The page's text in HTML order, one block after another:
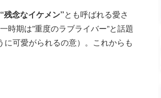
“残念なイケメン”とも呼ばれる愛さ
時期は”重度のラブライバー”と話題
可愛がられるの意）。これからも